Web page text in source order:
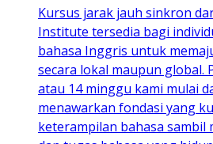
Kursus jarak jauh sinkron
Institute tersedia bagi
bahasa Inggris untuk
secara lokal maupun global.
atau 14 minggu kami mulai
menawarkan fondasi yang
keterampilan bahasa sambil